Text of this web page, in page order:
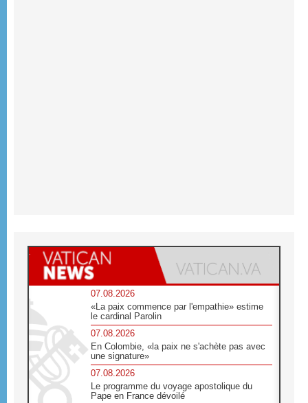
07.08.2026
«La paix commence par l'empathie» estime
le cardinal Parolin
07.08.2026
En Colombie, «la paix ne s'achète pas avec
une signature»
07.08.2026
Le programme du voyage apostolique du
Pape en France dévoilé